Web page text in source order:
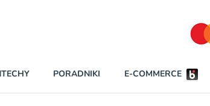
PORADNIKI E-COMMERCE